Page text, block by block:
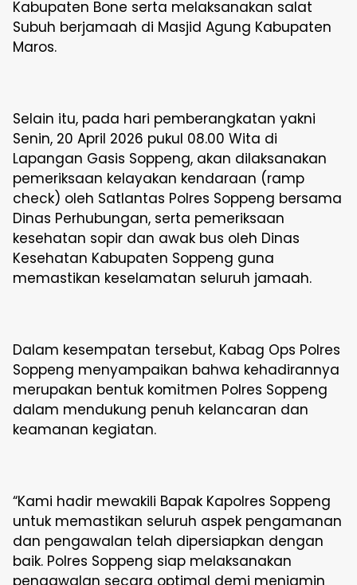
Kabupaten Bone serta melaksanakan salat
Subuh berjamaah di Masjid Agung Kabupaten
Maros.
Selain itu, pada hari pemberangkatan yakni
Senin, 20 April 2026 pukul 08.00 Wita di
Lapangan Gasis Soppeng, akan dilaksanakan
pemeriksaan kelayakan kendaraan (ramp
check) oleh Satlantas Polres Soppeng bersama
Dinas Perhubungan, serta pemeriksaan
kesehatan sopir dan awak bus oleh Dinas
Kesehatan Kabupaten Soppeng guna
memastikan keselamatan seluruh jamaah.
Dalam kesempatan tersebut, Kabag Ops Polres
Soppeng menyampaikan bahwa kehadirannya
merupakan bentuk komitmen Polres Soppeng
dalam mendukung penuh kelancaran dan
keamanan kegiatan.
“Kami hadir mewakili Bapak Kapolres Soppeng
untuk memastikan seluruh aspek pengamanan
dan pengawalan telah dipersiapkan dengan
baik. Polres Soppeng siap melaksanakan
pengawalan secara optimal demi menjamin